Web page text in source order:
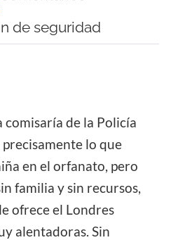
de seguridad
comisaría de la Policía
lo que
en el orfanato, pero
familia y sin recursos,
ofrece el Londres
alentadoras. Sin